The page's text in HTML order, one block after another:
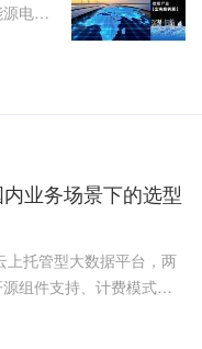
电源
光伏
业务场景下的选型
上托管型大数据平台，两
组件支持、计费模式、